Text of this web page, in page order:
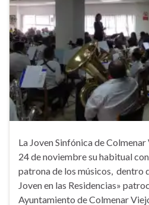
La Joven Sinfónica de
24 de noviembre su habitual
patrona de los músicos, dentro
Joven en las Residencias»
Ayuntamiento de Colmenar